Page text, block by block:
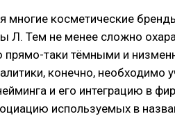
многие косметические
Л. Тем не менее сложно
таки тёмными и
конечно, необходимо
и его интеграцию в
используемых в